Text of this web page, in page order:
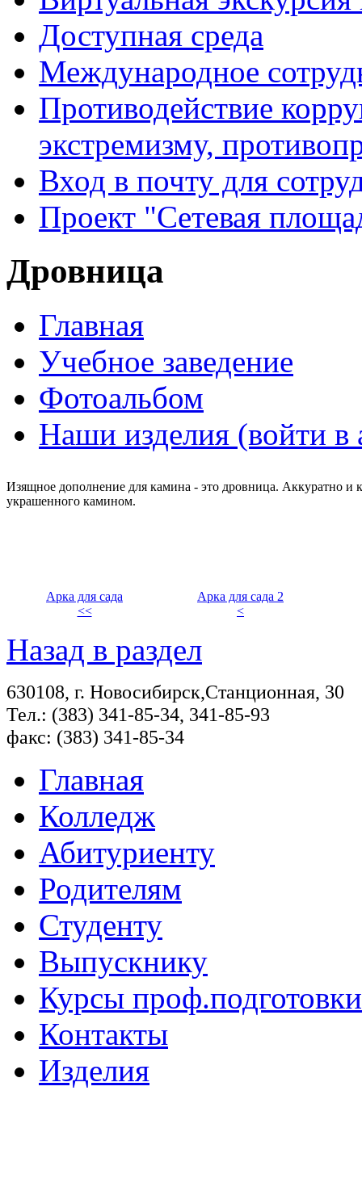
Доступная среда
Международное
Противодействие
экстремизму,
Вход в почту для
Проект "Сетевая
Дровница
Главная
Учебное заведение
Фотоальбом
Наши изделия (войти в
Изящное дополнение для камина - это дровница. Аккуратно и
украшенного камином.
Арка для сада
Арка для сада 2
<<
<
Назад в раздел
630108, г. Новосибирск,Станционная, 30
Тел.: (383) 341-85-34, 341-85-93
факс: (383) 341-85-34
Главная
Колледж
Абитуриенту
Родителям
Студенту
Выпускнику
Курсы проф.подготовки
Контакты
Изделия